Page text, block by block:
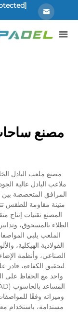
[email protected]
مصنع
مصنع ملعب البادل
ملاعب البادل عالية
المرافق المتخصصة بين
متينة مقاومة للطقس
المصنع تقنيات إنتاج
الطلاء بالمسحوق،
الملعب يلبي
الفولاذية الهيكلية،
لتحقيق الكفاءة،
واحد مع الحفاظ على
وميزاته وفقًا
مستدامة، باستخدام